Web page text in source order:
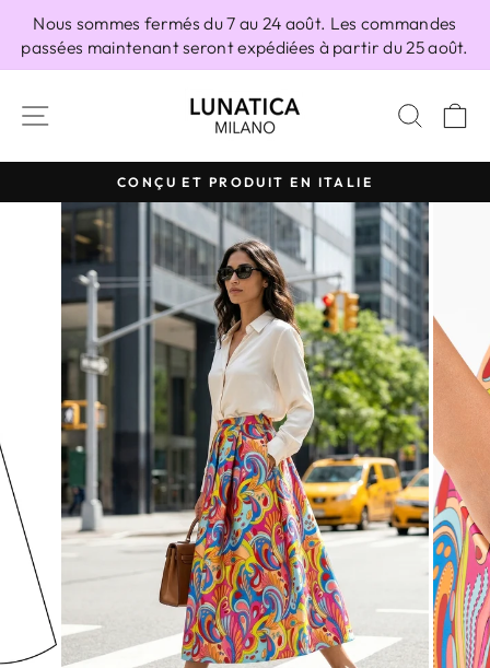
contenu
Nous sommes fermés du 7 au 24 août. Les commandes
passées maintenant seront expédiées à partir du 25 août.
Diaporama
Pause
CONÇU ET PRODUIT EN ITALIE